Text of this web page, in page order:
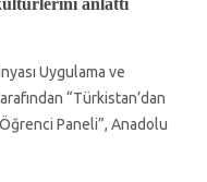
Uygulama ve
“Türkistan’dan
Paneli”, Anadolu